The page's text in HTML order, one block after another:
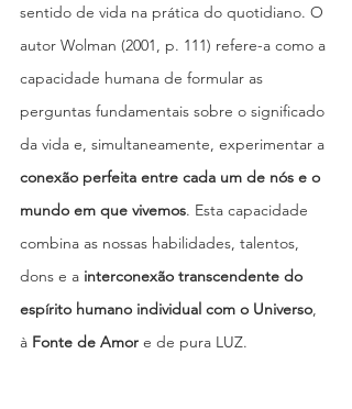
sentido de vida na prática do quotidiano. O
autor Wolman (2001, p. 111) refere-a como a
capacidade humana de formular as
perguntas fundamentais sobre o significado
da vida e, simultaneamente, experimentar a
conexão perfeita entre cada um de nós e o
mundo em que vivemos. Esta capacidade
combina as nossas habilidades, talentos,
dons e a interconexão transcendente do
espírito humano individual com o Universo,
à Fonte de Amor e de pura LUZ.